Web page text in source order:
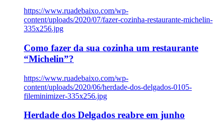
https://www.ruadebaixo.com/wp-
content/uploads/2020/07/fazer-cozinha-restaurante-michelin-
335x256.jpg
Como fazer da sua cozinha um restaurante
“Michelin”?
https://www.ruadebaixo.com/wp-
content/uploads/2020/06/herdade-dos-delgados-0105-
fileminimizer-335x256.jpg
Herdade dos Delgados reabre em junho